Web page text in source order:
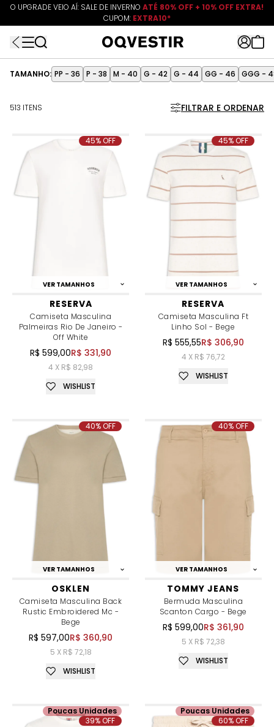
O UPGRADE VEIO AÍ: SALE DE INVERNO ATÉ 80% OFF + 10% OFF EXTRA!
CUPOM: EXTRA10*
FRETEAPP
R$499*
TAMANHO: PP - 36 P - 38 M - 40 G - 42 G - 44 GG - 46 GGG -
513 ITENS FILTRAR E ORDENAR
VER TAMANHOS
RESERVA
Camiseta Masculina
Palmeiras Rio De Janeiro -
Off White
R$ 599,00R$ 331,90
4 X R$ 82,98
45% OFF
WISHLIST
VER TAMANHOS
RESERVA
Camiseta Masculina Ft
Linho Sol - Bege
R$ 555,55R$ 306,90
4 X R$ 76,72
45% OFF
WISHLIST
VER TAMANHOS
OSKLEN
Camiseta Masculina Back
Rustic Embroidered Mc -
Bege
R$ 597,00R$ 360,90
5 X R$ 72,18
40% OFF
WISHLIST
VER TAMANHOS
TOMMY JEANS
Bermuda Masculina
Scanton Cargo - Bege
R$ 599,00R$ 361,90
5 X R$ 72,38
40% OFF
WISHLIST
Poucas Unidades
39% OFF
Poucas Unidades
60% OFF